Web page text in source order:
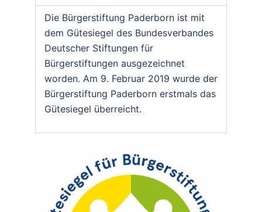
Die Bürgerstiftung Paderborn ist mit
dem Gütesiegel des Bundesverbandes
Deutscher Stiftungen für
Bürgerstiftungen ausgezeichnet
worden. Am 9. Februar 2019 wurde der
Bürgerstiftung Paderborn erstmals das
Gütesiegel überreicht.